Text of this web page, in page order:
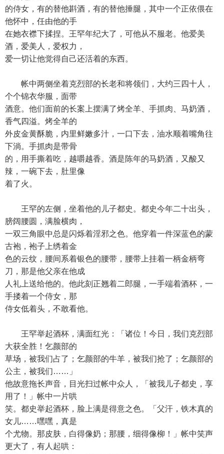
的侍女，有的替他斟酒，有的替他捶腿，其中一个正依偎在
他怀中，任由他的手
在她衣襟下揉捏。王罕年纪大了，可他从不服老。他爱美
酒，爱美人，爱权力，
爱一切让他觉得自己还活着的东西。
帐中两侧坐着克烈部的长老和将领们，大约三四十人，
个个锦衣华服，面带
酒意。他们面前的长案上摆满了烤全羊、手抓肉、马奶酒，
香气四溢。烤全羊的
外皮金黄酥脆，内里鲜嫩多汁，一口下去，油水顺着嘴角往
下淌。手抓肉是带骨
的，用手撕着吃，越嚼越香。酒是陈年的马奶酒，又酸又
辣，一碗下去，肚里像
着了火。
王罕的左侧，坐着他的儿子都史。都史今年二十出头，
膀阔腰圆，满脸横肉，
一双三角眼中总是闪烁着淫邪之色。他穿着一件深蓝色的蒙
古袍，袍子上绣着金
色的云纹，腰间系着银色的腰带，腰带上挂着一柄金柄弯
刀，那是他父亲在他成
人礼上送给他的。他此刻正翘着二郎腿，一手端着酒杯，一
手搂着一个侍女，那
侍女低着头，不敢看他。
王罕举起酒杯，满面红光：「诸位！今日，我们克烈部
大获全胜！乞颜部的
草场，被我们占了；乞颜部的牛羊，被我们抢了；乞颜部的
公主，被我们……」
他故意拖长声音，目光扫过帐中众人，「被我儿子都史，享
用了！」帐中一片哄
笑。都史举起酒杯，脸上满是得意之色。「父汗，铁木真的
女儿……嘿嘿，真是
个尤物。那皮肤，白得像奶；那腰，细得像柳！」帐中笑声
更大了，有人起哄：